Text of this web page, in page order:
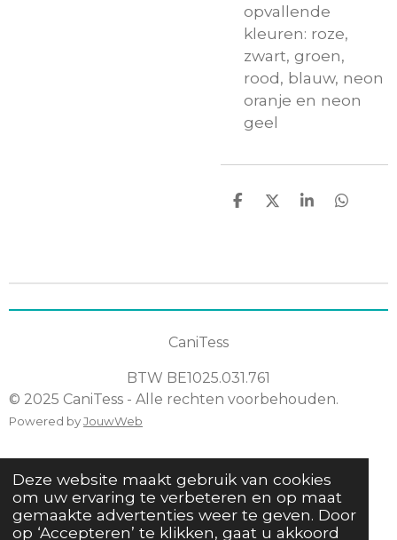
Deze website maakt gebruik van cookies
om uw ervaring te verbeteren en op maat
gemaakte advertenties weer te geven. Door
op ‘Accepteren’ te klikken, gaat u akkoord
opvallende
kleuren: roze,
zwart, groen,
rood, blauw, neon
oranje en neon
geel
D
D
S
D
CaniTess
BTW BE1025.031.761
© 2025 CaniTess - Alle rechten voorbehouden.
Powered byJouwWeb